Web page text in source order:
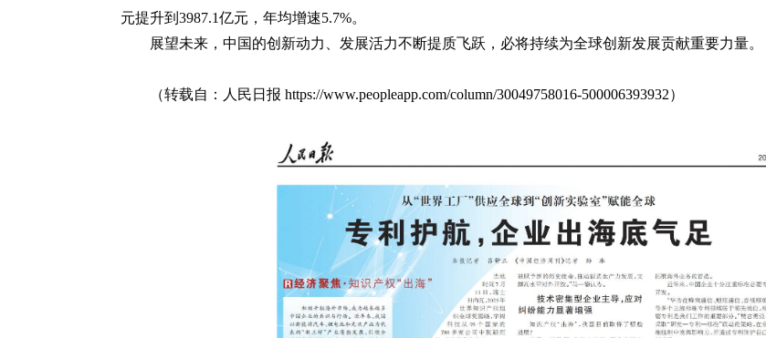
元提升到3987.1亿元，年均增速5.7%。
展望未来，中国的创新动力、发展活力不断提质飞跃，必将持续为全球创新发展贡献重要力量。
（转载自：人民日报 https://www.peopleapp.com/column/30049758016-500006393932）